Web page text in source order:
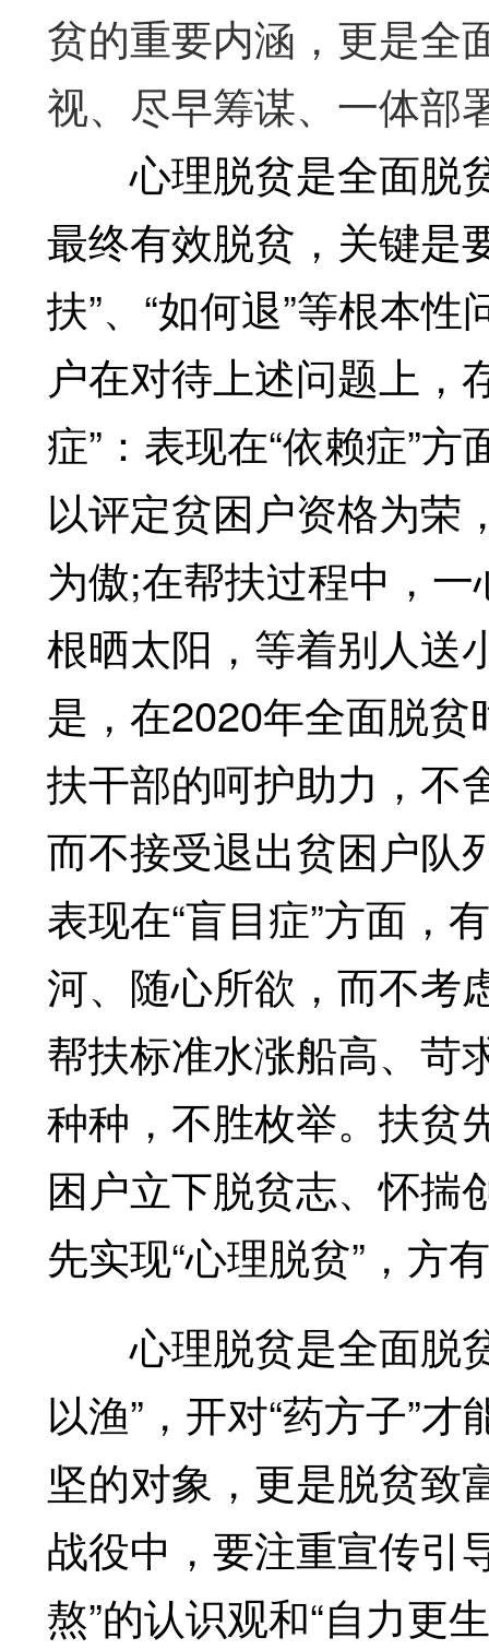
贫的重要内涵，更是全
视、尽早筹谋、一体部
心理脱贫是全面脱
最终有效脱贫，关键是
扶”、“如何退”等根本
户在对待上述问题上，
症”：表现在“依赖症”
以评定贫困户资格为荣
为傲;在帮扶过程中，一
根晒太阳，等着别人送
是，在2020年全面脱
扶干部的呵护助力，不
而不接受退出贫困户队
表现在“盲目症”方面，
河、随心所欲，而不考
帮扶标准水涨船高、
种种，不胜枚举。扶贫
困户立下脱贫志、怀揣
先实现“心理脱贫”，方
心理脱贫是全面脱贫
以渔”，开对“药方子”
坚的对象，更是脱贫致
战役中，要注重宣传引
熬”的认识观和“自力更